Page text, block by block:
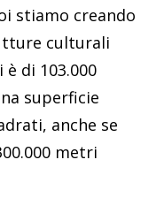
stiamo creando
culturali
è di 103.000
superficie
anche se
metri